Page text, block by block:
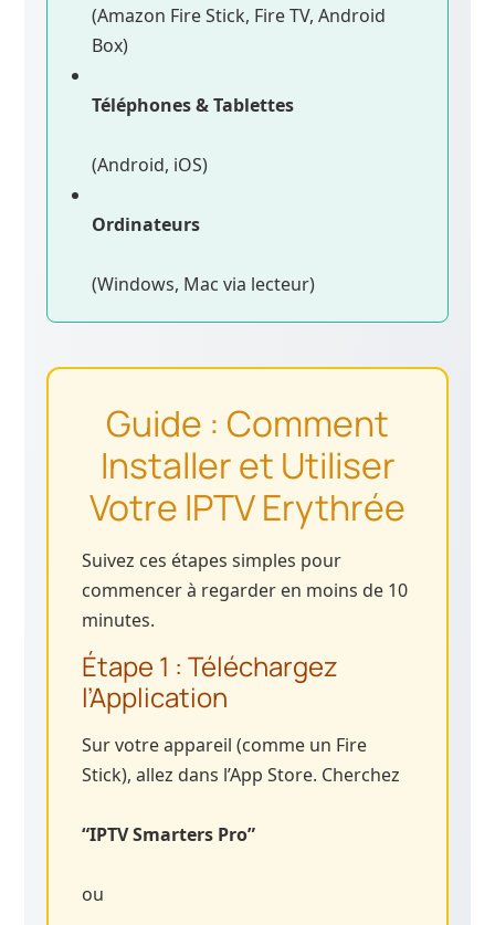
(Amazon Fire Stick, Fire TV, Android
Box)
Téléphones & Tablettes
(Android, iOS)
Ordinateurs
(Windows, Mac via lecteur)
Guide : Comment
Installer et Utiliser
Votre IPTV Erythrée
Suivez ces étapes simples pour
commencer à regarder en moins de 10
minutes.
Étape 1 : Téléchargez
l’Application
Sur votre appareil (comme un Fire
Stick), allez dans l’App Store. Cherchez
“IPTV Smarters Pro”
ou